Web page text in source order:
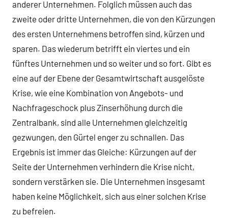
anderer Unternehmen. Folglich müssen auch das
zweite oder dritte Unternehmen, die von den Kürzungen
des ersten Unternehmens betroffen sind, kürzen und
sparen. Das wiederum betrifft ein viertes und ein
fünftes Unternehmen und so weiter und so fort. Gibt es
eine auf der Ebene der Gesamtwirtschaft ausgelöste
Krise, wie eine Kombination von Angebots- und
Nachfrageschock plus Zinserhöhung durch die
Zentralbank, sind alle Unternehmen gleichzeitig
gezwungen, den Gürtel enger zu schnallen. Das
Ergebnis ist immer das Gleiche: Kürzungen auf der
Seite der Unternehmen verhindern die Krise nicht,
sondern verstärken sie. Die Unternehmen insgesamt
haben keine Möglichkeit, sich aus einer solchen Krise
zu befreien.